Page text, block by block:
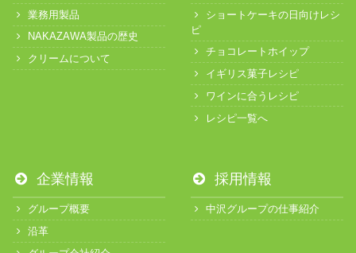
業務用製品
NAKAZAWA製品の歴史
クリームについて
ショートケーキの日向けレシ
ピ
チョコレートホイップ
イギリス菓子レシピ
ワインに合うレシピ
レシピ一覧へ
企業情報
グループ概要
沿革
採用情報
中沢グループの仕事紹介